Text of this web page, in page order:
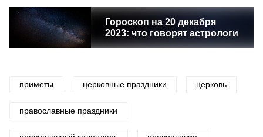
Гороскоп на 20 декабря
2023: что говорят астрологи
приметы церковные праздники церковь
православные праздники